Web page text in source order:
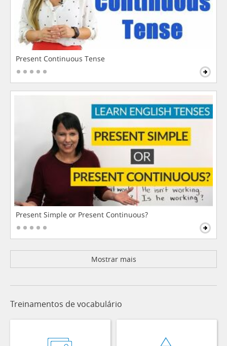
Present Continuous Tense
Present Simple or Present Continuous?
Mostrar mais
Treinamentos de vocabulário